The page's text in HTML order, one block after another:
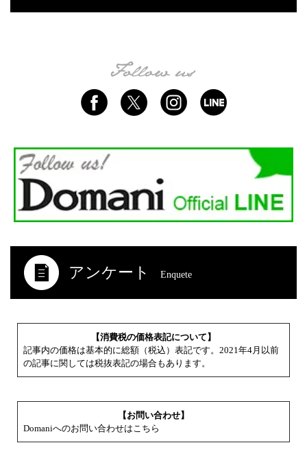
アンケート Enquete
【消費税の価格表記について】
記事内の価格は基本的に総額（税込）表記です。2021年4月以前
の記事に関しては税抜表記の場合もあります。
【お問い合わせ】
Domaniへのお問い合わせはこちら